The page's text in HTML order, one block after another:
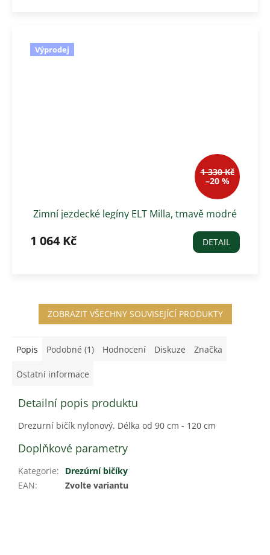
Výprodej
1 330 Kč
–20 %
Zimní jezdecké legíny ELT Milla, tmavě modré
1 064 Kč DETAIL
ZOBRAZIT VŠECHNY SOUVISEJÍCÍ PRODUKTY
Popis Podobné (1) Hodnocení Diskuze Značka
Ostatní informace
Detailní popis produktu
Drezurní bičík nylonový. Délka od 90 cm - 120 cm
Doplňkové parametry
Kategorie:
Drezúrní bičíky
EAN: Zvolte variantu